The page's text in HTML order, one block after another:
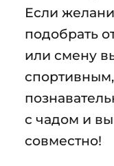
Если
подобрать
или смену
с чадом и
совместно!